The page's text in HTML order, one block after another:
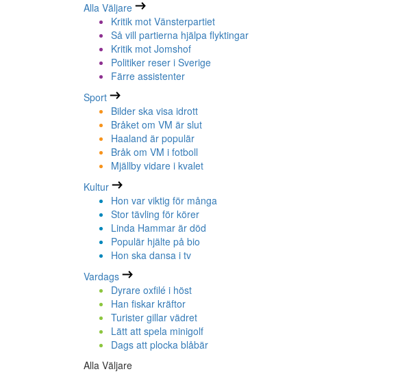
Alla Väljare
Kritik mot Vänsterpartiet
Så vill partierna hjälpa flyktingar
Kritik mot Jomshof
Politiker reser i Sverige
Färre assistenter
Sport
Bilder ska visa idrott
Bråket om VM är slut
Haaland är populär
Bråk om VM i fotboll
Mjällby vidare i kvalet
Kultur
Hon var viktig för många
Stor tävling för körer
Linda Hammar är död
Populär hjälte på bio
Hon ska dansa i tv
Vardags
Dyrare oxfilé i höst
Han fiskar kräftor
Turister gillar vädret
Lätt att spela minigolf
Dags att plocka blåbär
Alla Väljare